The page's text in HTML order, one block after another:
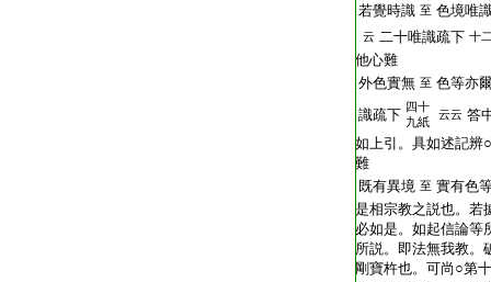
若覺時識 至 色境唯
云 二十唯識疏下 十
他心難
外色實無 至 色等亦
識疏下 四十
九紙
云云 答
如上引。具如述記辨
難
既有異境 至 實有色
是相宗教之説也。若
必如是。如起信論等
所説。即法無我教。
剛寶杵也。可尚○第